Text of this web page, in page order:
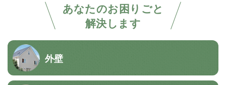
あなたのお困りごと
解決します
外壁